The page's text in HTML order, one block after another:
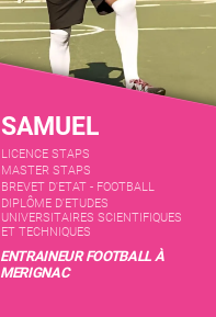
SAMUEL
LICENCE STAPS
MASTER STAPS
BREVET D'ETAT - FOOTBALL
DIPLÔME D'ETUDES
UNIVERSITAIRES SCIENTIFIQUES
ET TECHNIQUES
ENTRAINEUR FOOTBALL À
MERIGNAC